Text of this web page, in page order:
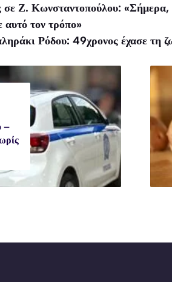
Ζ. Κωνσταντοπούλου: «Σήμερα,
αυτό τον τρόπο»
Ρόδου: 49χρονος έχασε τη
–